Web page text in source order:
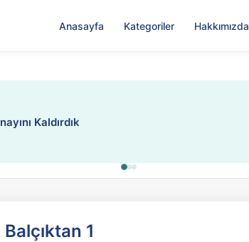
Anasayfa Kategoriler Hakkımızda
kısıtlama ve kredi sistemi getirildi
1